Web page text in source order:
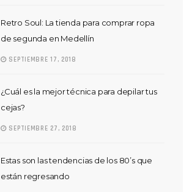
Retro Soul: La tienda para comprar ropa
de segunda en Medellín
SEPTIEMBRE 17, 2018
¿Cuál es la mejor técnica para depilar tus
cejas?
SEPTIEMBRE 27, 2018
Estas son las tendencias de los 80’s que
están regresando